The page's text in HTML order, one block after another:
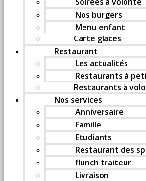
Nos burgers
Menu enfant
Carte glaces
Restaurant
Les actualités
Restaurants à
Restaurants à
Nos services
Anniversaire
Famille
Etudiants
Restaurant des
flunch traiteur
Livraison